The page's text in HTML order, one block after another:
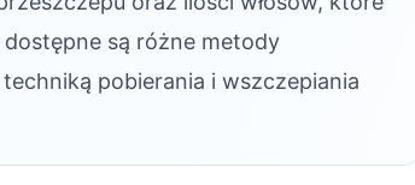
są różne metody
pobierania i wszczepiania